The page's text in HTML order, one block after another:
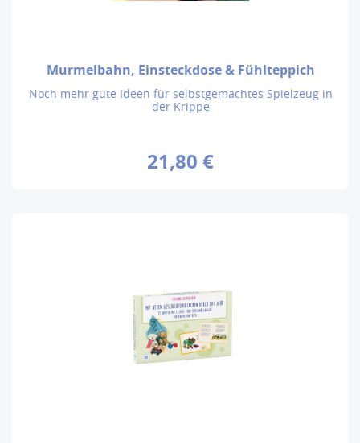
Murmelbahn, Einsteckdose & Fühlteppich
Noch mehr gute Ideen für selbstgemachtes Spielzeug in
der Krippe
21,80 €